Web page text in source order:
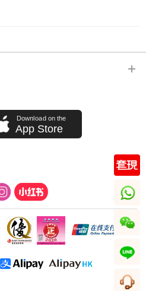
Download on the
App Store
whatsapp